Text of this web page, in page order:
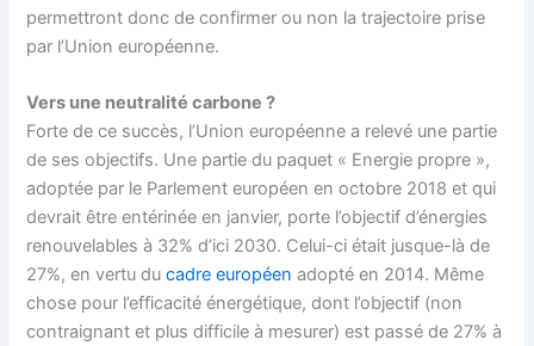
permettront donc de confirmer ou non la trajectoire prise
par l’Union européenne.
Vers une neutralité carbone ?
Forte de ce succès, l’Union européenne a relevé une partie
de ses objectifs. Une partie du paquet « Energie propre »,
adoptée par le Parlement européen en octobre 2018 et qui
devrait être entérinée en janvier, porte l’objectif d’énergies
renouvelables à 32% d’ici 2030. Celui-ci était jusque-là de
27%, en vertu ducadre européenadopté en 2014. Même
chose pour l’efficacité énergétique, dont l’objectif (non
contraignant et plus difficile à mesurer) est passé de 27% à